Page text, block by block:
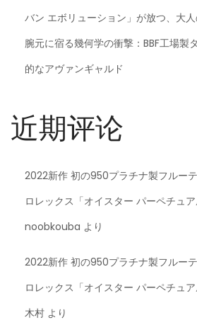
バン エボリューション」が放つ、大
腕元に宿る幾何学の衝撃：BBF工場製
的なアヴァンギャルド
近期评论
2022新作 初の950プラチナ製フルーテ
ロレックス「オイスター パーペチュ
noobkouba より
2022新作 初の950プラチナ製フルーテ
ロレックス「オイスター パーペチュ
木村 より